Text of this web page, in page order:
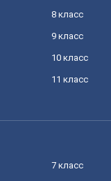
8 класс
9 класс
10 класс
11 класс
7 класс